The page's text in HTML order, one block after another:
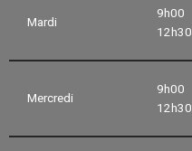
Mardi
9h00
12h30
Mercredi
9h00
12h30